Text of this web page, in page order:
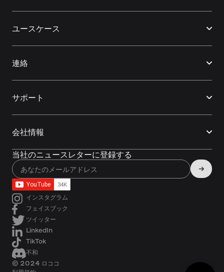
ユースケース
連絡
サポート
会社情報
当社のニュースレターに登録する
インスタグラム
フェイスブック
ツイッター
LinkedIn
TikTok
不和
© 2024 ロココ